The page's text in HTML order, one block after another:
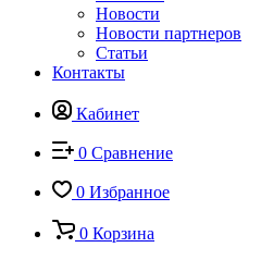
Новости
Новости партнеров
Статьи
Контакты
Кабинет
0 Сравнение
0 Избранное
0 Корзина